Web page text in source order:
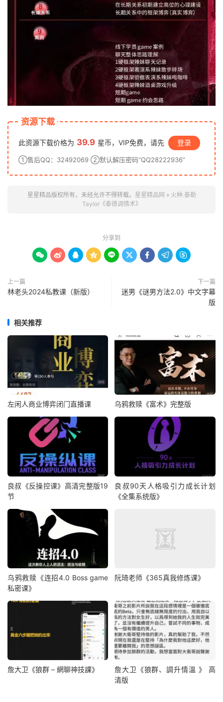
资源下载
此资源下载价格为 39.9 星币，VIP免费，请先 登录
①售后QQ：32492069 ②默认解压密码“QQ28222936”
星星精品版权所有，未经允许不得转载。 星星精品网 » 火种.泰勒
Taylor《泰德调情术》
分享到
        
上一篇
林老头2024私教课（新版）
下一篇
迷男《谜男方法2.0》中文字幕
版
相关推荐
左闲人商业博弈闭门直播课 乌鸦救赎《富术》完整版
良叔《反操控课》高清完整版19
节
良叔90天人格吸引力成长计划
《全集系统版》
乌鸦救赎《连招4.0 Boss game
私密课》
阮琦老师《365真我修炼课》
詹大卫《狼群 – 網聊神技課》
詹大卫《狼群、調升情‬溫 》 高
清版